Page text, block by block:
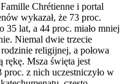
Chrétienne i portal
wykazał, że 73 proc.
35 lat, a 44 proc. miało mniej
Niemal dwie trzecie
religijnej, a połowa
rękę. Msza święta jest
z nich uczestniczyło w